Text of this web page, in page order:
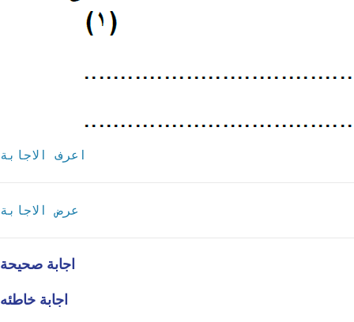
اعرف الاجابة
عرض الاجابة
اجابة صحيحة
اجابة خاطئه